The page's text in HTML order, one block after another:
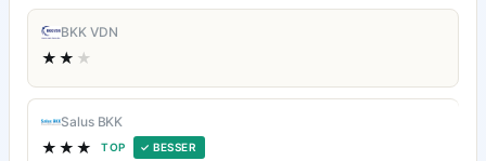
BKK VDN
★★ ★
Salus BKK
★★★ TOP ✓ BESSER